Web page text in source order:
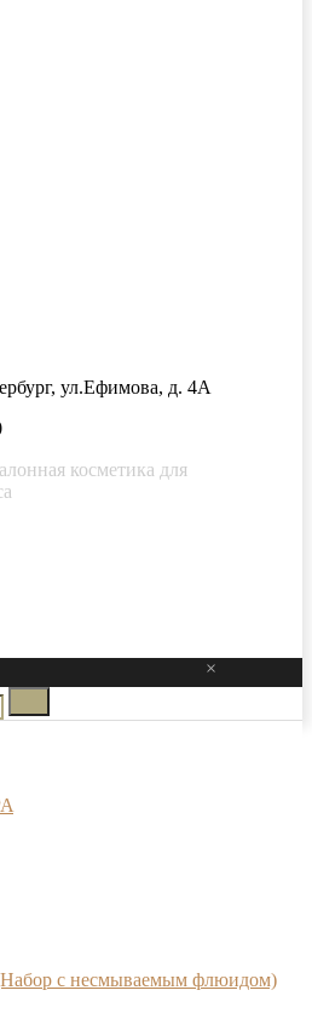
ул.Ефимова, д. 4А
косметика для
×
с несмываемым флюидом)